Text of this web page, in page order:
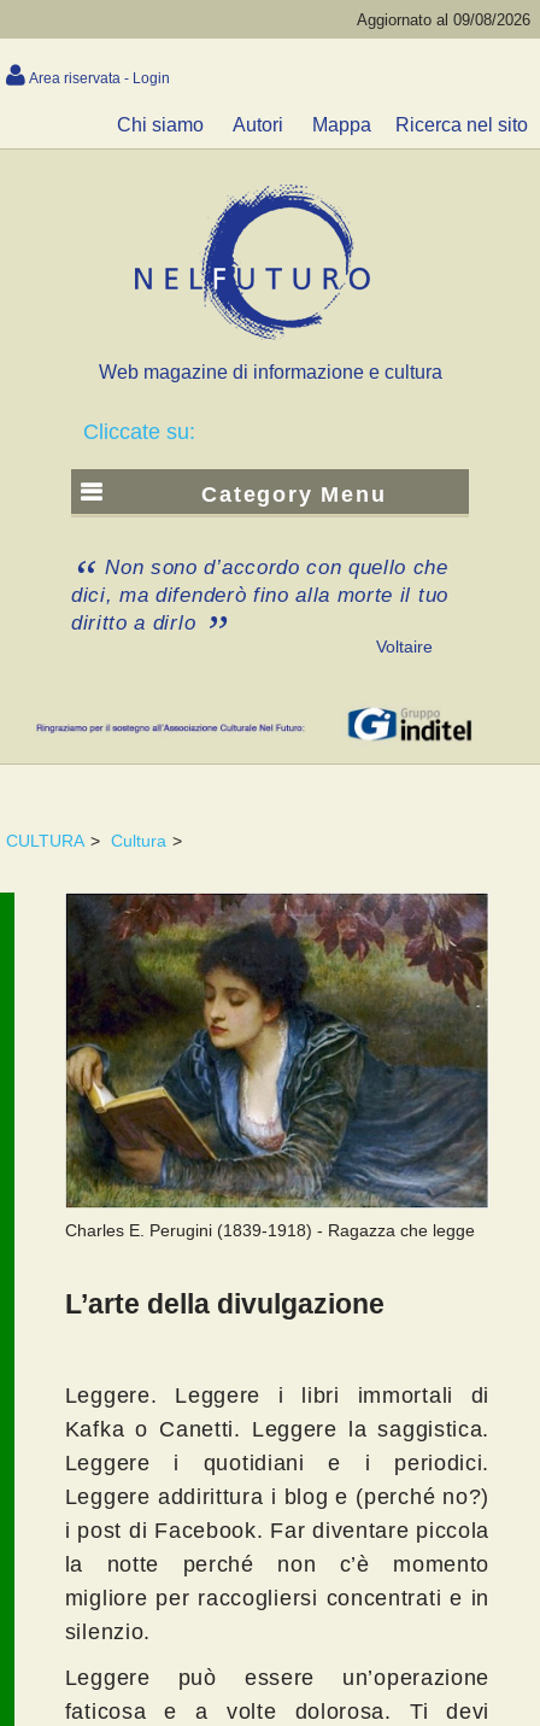
Aggiornato al 09/08/2026
Area riservata - Login
Chi siamo Autori Mappa Ricerca nel sito
Web magazine di informazione e cultura
Cliccate su:
Category Menu
Non sono d’accordo con quello che
dici, ma difenderò fino alla morte il tuo
diritto a dirlo
Voltaire
CULTURA > Cultura >
Charles E. Perugini (1839-1918) - Ragazza che legge
L’arte della divulgazione
Leggere. Leggere i libri immortali di
Kafka o Canetti. Leggere la saggistica.
Leggere i quotidiani e i periodici.
Leggere addirittura i blog e (perché no?)
i post di Facebook. Far diventare piccola
la notte perché non c’è momento
migliore per raccogliersi concentrati e in
silenzio.
Leggere può essere un’operazione
faticosa e a volte dolorosa. Ti devi